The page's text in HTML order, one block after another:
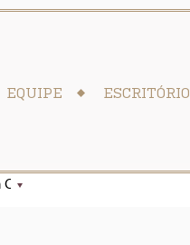
EQUIPE ESCRITÓRIO